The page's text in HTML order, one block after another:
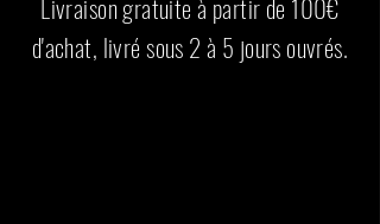
d'achat, livré sous 2 à 5 jours ouvrés.